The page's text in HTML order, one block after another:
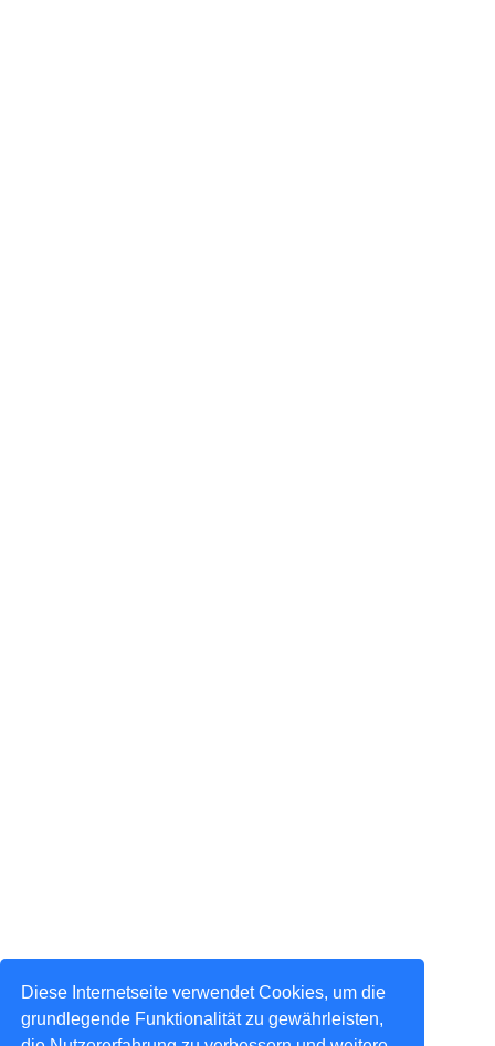
Diese Internetseite verwendet Cookies, um die
grundlegende Funktionalität zu gewährleisten,